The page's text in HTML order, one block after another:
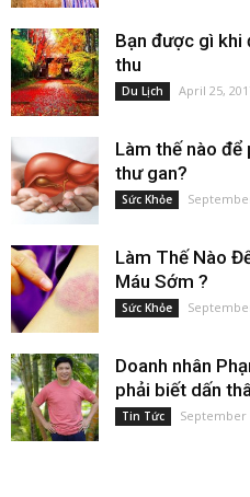
Bạn được gì khi
thu
Du Lịch April 25,
Làm thế nào để
thư gan?
Sức Khỏe
Làm Thế Nào
Máu Sớm ?
Sức Khỏe
Doanh nhân
phải biết dấn
Tin Tức September